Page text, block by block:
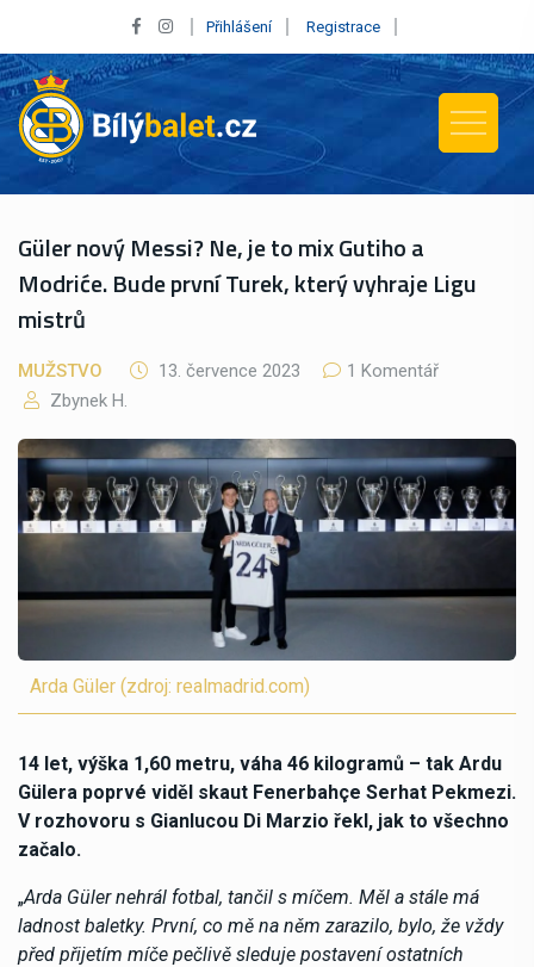
Přihlášení Registrace
Güler nový Messi? Ne, je to mix Gutiho a
Modriće. Bude první Turek, který vyhraje Ligu
mistrů
MUŽSTVO 13. července 2023
1 Komentář
Zbynek H.
Arda Güler (zdroj: realmadrid.com)
14 let, výška 1,60 metru, váha 46 kilogramů – tak Ardu
Gülera poprvé viděl skaut Fenerbahçe Serhat Pekmezi.
V rozhovoru s Gianlucou Di Marzio řekl, jak to všechno
začalo.
„Arda Güler nehrál fotbal, tančil s míčem. Měl a stále má
ladnost baletky. První, co mě na něm zarazilo, bylo, že vždy
před přijetím míče pečlivě sleduje postavení ostatních